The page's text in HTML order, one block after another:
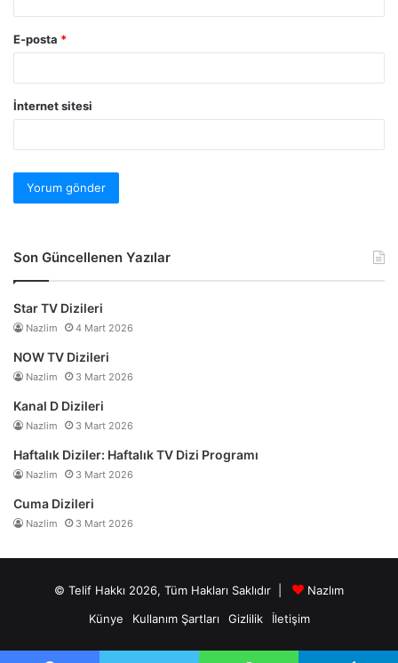
E-posta *
İnternet sitesi
Son Güncellenen Yazılar
Star TV Dizileri
Nazlim 4 Mart 2026
NOW TV Dizileri
Nazlim 3 Mart 2026
Kanal D Dizileri
Nazlim 3 Mart 2026
Haftalık Diziler: Haftalık TV Dizi Programı
Nazlim 3 Mart 2026
Cuma Dizileri
Nazlim 3 Mart 2026
© Telif Hakkı 2026, Tüm Hakları Saklıdır |
Nazlım
Künye
Kullanım Şartları Gizlilik İletişim